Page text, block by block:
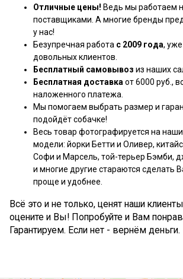
Отличные цены! Ведь мы работаем
поставщиками. А многие бренды
у нас!
Безупречная работа с 2009 года,
довольных клиентов.
Бесплатный самовывоз из наших
Бесплатная доставка от 6000 руб.,
наложенного платежа.
Мы помогаем выбрать размер и
подойдёт собачке!
Весь товар фотографируется на
модели: йорки Бетти и Оливер,
Софи и Марсель, той-терьер Бэмби,
и многие другие стараются сделать
проще и удобнее.
Всё это и не только, ценят наши
оцените и Вы! Попробуйте и Вам
Гарантируем. Если нет - вернём деньги.